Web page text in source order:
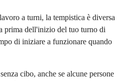
a turni, la tempistica è diversa
prima dell'inizio del tuo turno di
di iniziare a funzionare quando
cibo, anche se alcune persone